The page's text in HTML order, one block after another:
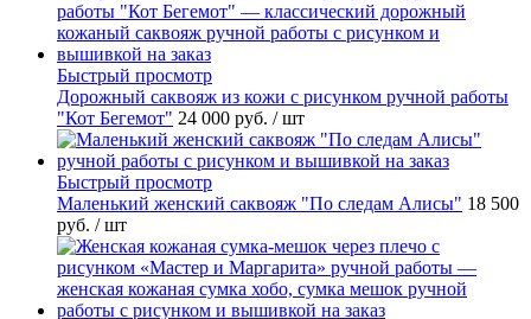
Быстрый просмотр
Дорожный саквояж из кожи с рисунком ручной работы
"Кот Бегемот" 24 000 руб. / шт
Быстрый просмотр
Маленький женский саквояж "По следам Алисы" 18 500
руб. / шт